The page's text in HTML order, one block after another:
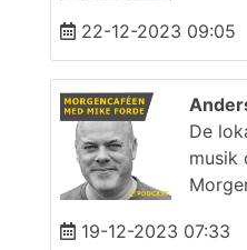
22-12-2023 09:05
De
musik
19-12-2023 07:33